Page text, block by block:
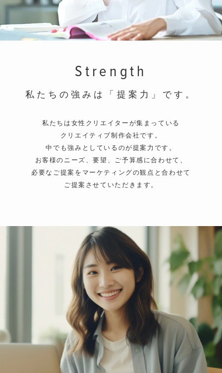
Strength
私たちの強みは「提案力」です。
私たちは女性クリエイターが集まっている
クリエイティブ制作会社です。
中でも強みとしているのが提案力です。
お客様のニーズ、要望、ご予算感に合わせて、
必要なご提案をマーケティングの観点と合わせて
ご提案させていただきます。